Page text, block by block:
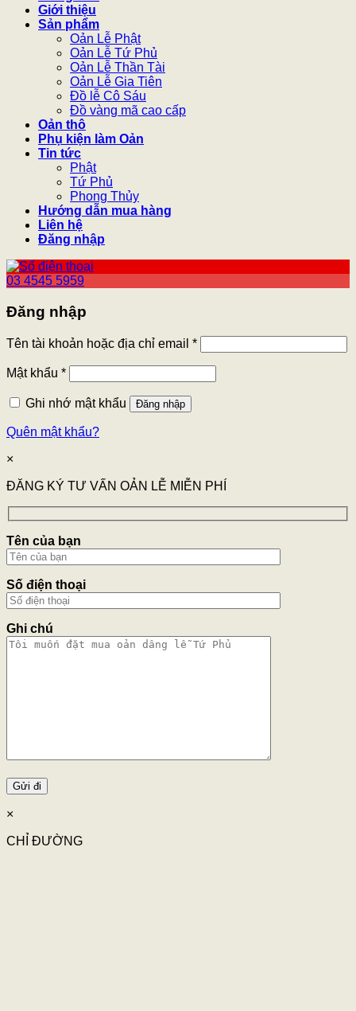
Giới thiệu
Sản phẩm
Oản Lễ Phật
Oản Lễ Tứ Phủ
Oản Lễ Thần Tài
Oản Lễ Gia Tiên
Đồ lễ Cô Sáu
Đồ vàng mã cao cấp
Oản thô
Phụ kiện làm Oản
Tin tức
Phật
Tứ Phủ
Phong Thủy
Hướng dẫn mua hàng
Liên hệ
Đăng nhập
03 4545 5959
Đăng nhập
Tên tài khoản hoặc địa chỉ email *
Mật khẩu *
Ghi nhớ mật khẩu Đăng nhập
Quên mật khẩu?
×
ĐĂNG KÝ TƯ VẤN OẢN LỄ MIỄN PHÍ
Tên của bạn
Số điện thoại
Ghi chú
×
CHỈ ĐƯỜNG